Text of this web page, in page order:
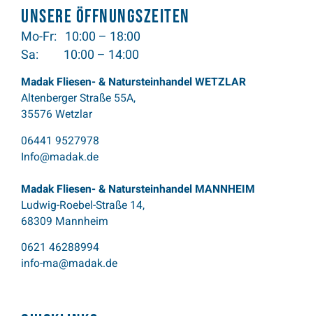
Unsere Öffnungszeiten
Mo-Fr: 10:00 – 18:00
Sa: 10:00 – 14:00
Madak Fliesen- & Natursteinhandel WETZLAR
Altenberger Straße 55A,
35576 Wetzlar
06441 9527978
Info@madak.de
Madak Fliesen- & Natursteinhandel MANNHEIM
Ludwig-Roebel-Straße 14,
68309 Mannheim
0621 46288994
info-ma@madak.de